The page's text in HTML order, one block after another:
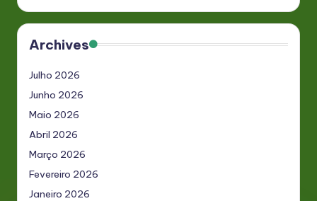
Archives
Julho 2026
Junho 2026
Maio 2026
Abril 2026
Março 2026
Fevereiro 2026
Janeiro 2026